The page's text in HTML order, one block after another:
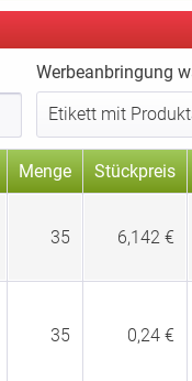
Werbeanbringung
Menge Stückpreis
35 6,142 €
35 0,24 €